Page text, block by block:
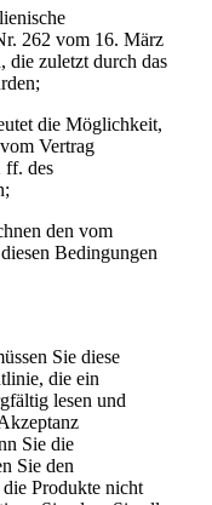
262 vom 16. März
die zuletzt durch das
die Möglichkeit,
Vertrag
ff. des
den vom
Bedingungen
Sie diese
die ein
lesen und
Sie die
Sie den
Produkte nicht